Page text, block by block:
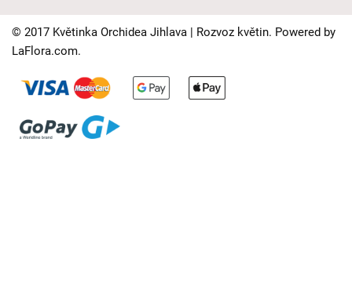
Час доставки квітів – огляд можливостей
Куди ми доставляємо квіти
Контакти
© 2017 Květinka Orchidea Jihlava | Rozvoz květin. Powered by
LaFlora.com.